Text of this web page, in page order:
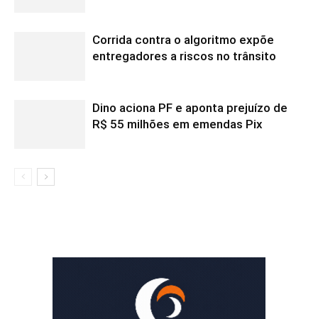
Corrida contra o algoritmo expõe
entregadores a riscos no trânsito
Dino aciona PF e aponta prejuízo de
R$ 55 milhões em emendas Pix